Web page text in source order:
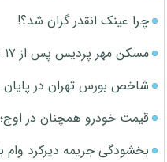
چرا عینک انقدر گران شد؟!
مسکن مهر پردیس پس از ۱۷ سال هنوز تمام نشده
شاخص بورس تهران در پایان
قیمت خودرو همچنان در اوج؛
بخشودگی جریمه دیرکرد وام